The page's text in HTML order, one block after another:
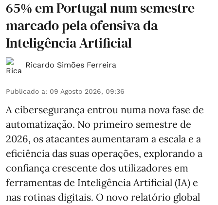
65% em Portugal num semestre
marcado pela ofensiva da
Inteligência Artificial
Ricardo Simões Ferreira
Publicado a: 09 Agosto 2026, 09:36
A cibersegurança entrou numa nova fase de
automatização. No primeiro semestre de
2026, os atacantes aumentaram a escala e a
eficiência das suas operações, explorando a
confiança crescente dos utilizadores em
ferramentas de Inteligência Artificial (IA) e
nas rotinas digitais. O novo relatório global